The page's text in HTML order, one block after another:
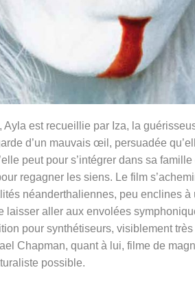
est recueillie par Iza, la
d’un mauvais œil, persuadée
peut pour s’intégrer dans sa
regagner les siens. Le film
néanderthaliennes, peu enclines à
laisser aller aux envolées
pour synthétiseurs, visiblement
Chapman, quant à lui, filme de
possible.